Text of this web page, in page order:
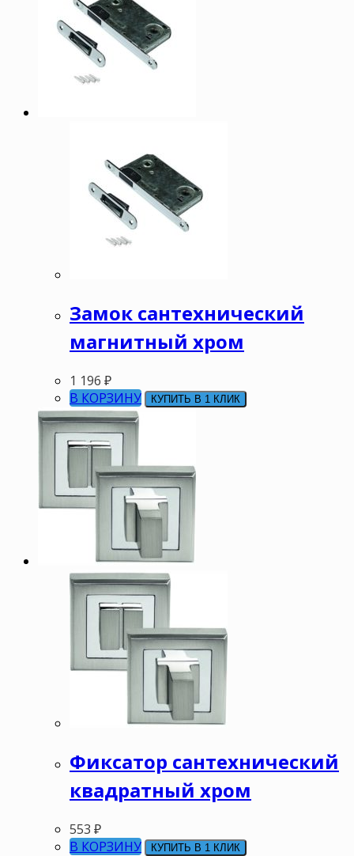
Замок сантехнический
магнитный хром
1 196 ₽
В КОРЗИНУ
КУПИТЬ В 1 КЛИК
Фиксатор сантехнический
квадратный хром
553 ₽
В КОРЗИНУ
КУПИТЬ В 1 КЛИК